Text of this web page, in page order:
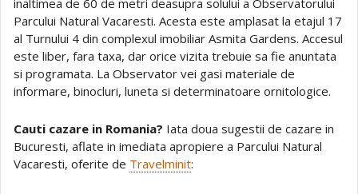
inaltimea de 60 de metri deasupra solului a Observatorului
Parcului Natural Vacaresti. Acesta este amplasat la etajul 17
al Turnului 4 din complexul imobiliar Asmita Gardens. Accesul
este liber, fara taxa, dar orice vizita trebuie sa fie anuntata
si programata. La Observator vei gasi materiale de
informare, binocluri, luneta si determinatoare ornitologice.
Cauti cazare in Romania? Iata doua sugestii de cazare in
Bucuresti, aflate in imediata apropiere a Parcului Natural
Vacaresti, oferite de Travelminit: